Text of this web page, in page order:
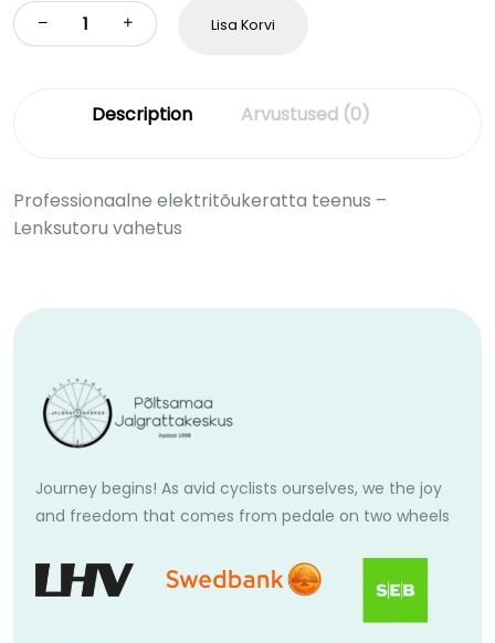
Lisa Korvi
Description Arvustused (0)
Professionaalne elektritõukeratta teenus –
Lenksutoru vahetus
Journey begins! As avid cyclists ourselves, we the joy
and freedom that comes from pedale on two wheels